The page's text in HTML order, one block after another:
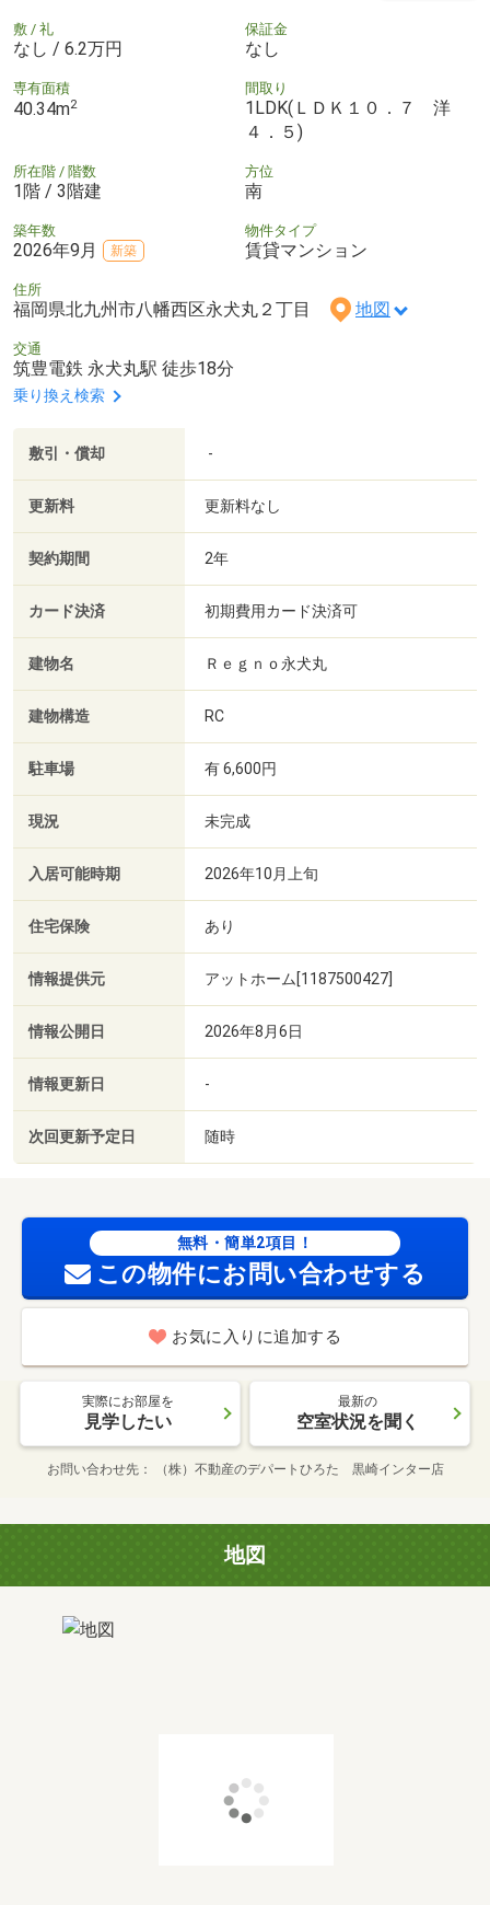
敷 / 礼
なし / 6.2万円
保証金
なし
専有面積
40.34m2
間取り
1LDK(ＬＤＫ１０．７ 洋
４．５)
所在階 / 階数
1階 / 3階建
方位
南
築年数
2026年9月 新築
物件タイプ
賃貸マンション
住所
福岡県北九州市八幡西区永犬丸２丁目 地図
交通
筑豊電鉄 永犬丸駅 徒歩18分
乗り換え検索
敷引・償却 -
更新料 更新料なし
契約期間 2年
カード決済 初期費用カード決済可
建物名 Ｒｅｇｎｏ永犬丸
建物構造 RC
駐車場 有 6,600円
現況 未完成
入居可能時期 2026年10月上旬
住宅保険 あり
情報提供元 アットホーム[1187500427]
情報公開日 2026年8月6日
情報更新日 -
次回更新予定日 随時
無料・簡単2項目！
この物件にお問い合わせする
お気に入りに追加する
実際にお部屋を
見学したい
最新の
空室状況を聞く
お問い合わせ先 （株）不動産のデパートひろた 黒崎インター店
地図